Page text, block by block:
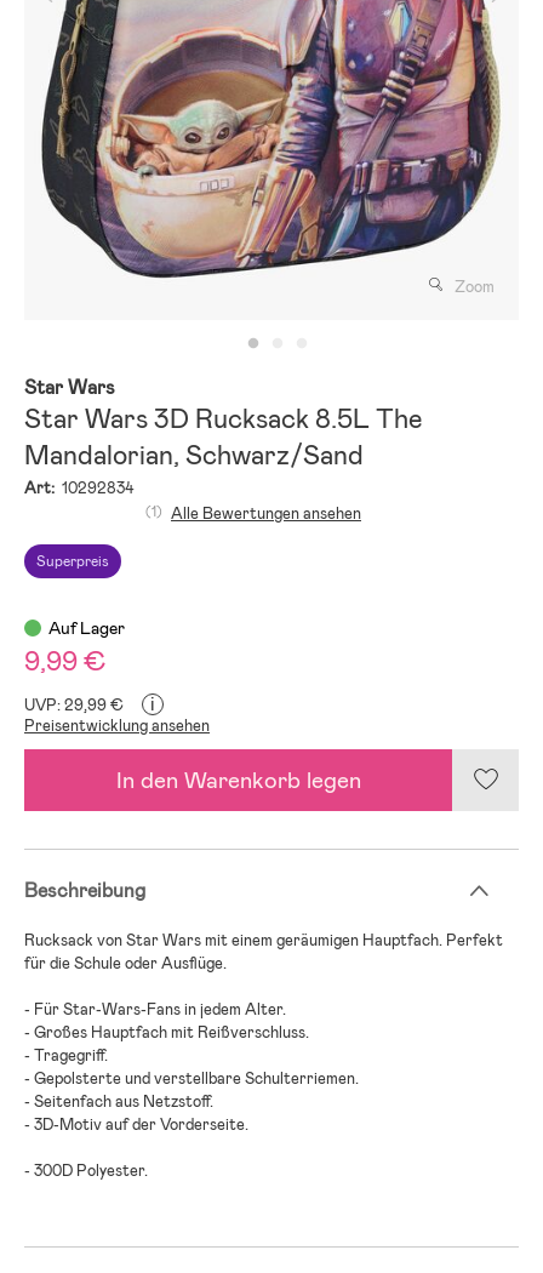
Zoom
Star Wars
Star Wars 3D Rucksack 8.5L The
Mandalorian, Schwarz/Sand
Art: 10292834
Superpreis
(1) Alle Bewertungen ansehen
Auf Lager
9,99 €
UVP: 29,99 € i
Preisentwicklung ansehen
In den Warenkorb legen
Beschreibung
Rucksack von Star Wars mit einem geräumigen Hauptfach. Perfekt
für die Schule oder Ausflüge.
- Für Star-Wars-Fans in jedem Alter.
- Großes Hauptfach mit Reißverschluss.
- Tragegriff.
- Gepolsterte und verstellbare Schulterriemen.
- Seitenfach aus Netzstoff.
- 3D-Motiv auf der Vorderseite.
- 300D Polyester.